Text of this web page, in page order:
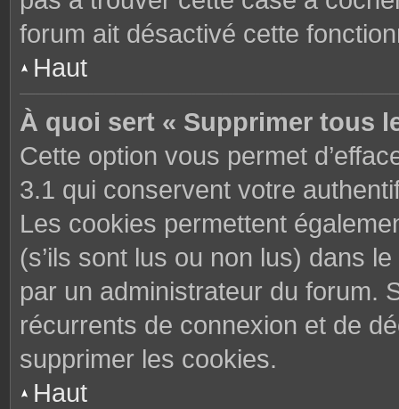
forum ait désactivé cette
Haut
À quoi sert « Supprimer tous
Cette option vous permet
3.1 qui conservent votre
Les cookies permettent
(s’ils sont lus ou non lus) dans
par un administrateur du forum.
récurrents de connexion et de
supprimer les cookies.
Haut